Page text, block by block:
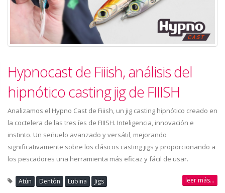
Hypnocast de Fiiish, análisis del
hipnótico casting jig de FIIISH
Analizamos el Hypno Cast de Fiiish, un jig casting hipnótico creado en
la coctelera de las tres íes de FIIISH. Inteligencia, innovación e
instinto. Un señuelo avanzado y versátil, mejorando
significativamente sobre los clásicos casting jigs y proporcionando a
los pescadores una herramienta más eficaz y fácil de usar.
Atún Dentòn Lubina Jigs leer más...